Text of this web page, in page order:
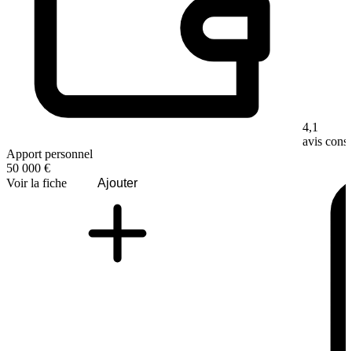
Apport personnel
50 000 €
Voir la fiche
Ajouter
4,1
avis